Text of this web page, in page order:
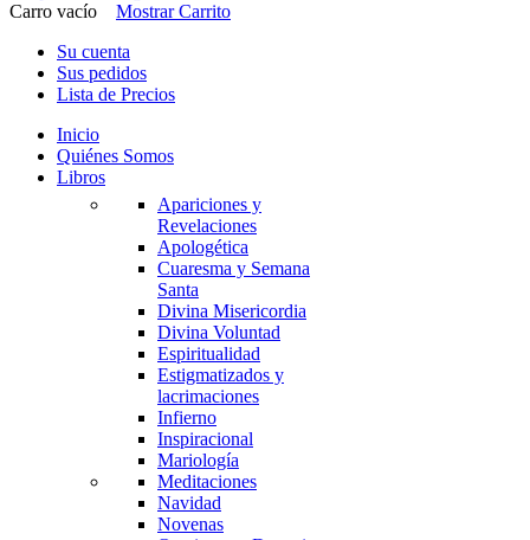
Carro vacío
Mostrar Carrito
Su cuenta
Sus pedidos
Lista de Precios
Inicio
Quiénes Somos
Libros
Apariciones y
Revelaciones
Apologética
Cuaresma y Semana
Santa
Divina Misericordia
Divina Voluntad
Espiritualidad
Estigmatizados y
lacrimaciones
Infierno
Inspiracional
Mariología
Meditaciones
Navidad
Novenas